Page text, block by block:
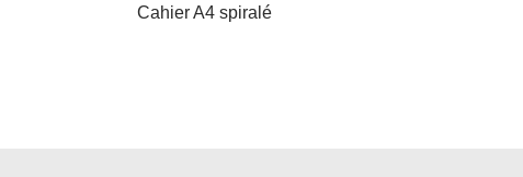
Cahier A4 spiralé